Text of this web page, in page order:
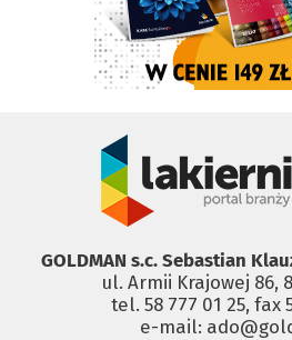
GOLDMAN s.c. Sebastian
ul. Armii Krajowej 86,
tel. 58 777 01 25, fax
e-mail: